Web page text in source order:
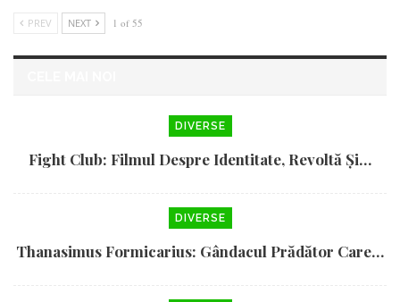
PREV NEXT 1 of 55
DIVERSE
Fight Club: Filmul Despre Identitate, Revoltă Și…
DIVERSE
Thanasimus Formicarius: Gândacul Prădător Care…